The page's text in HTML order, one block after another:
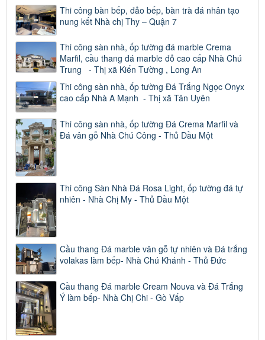
Thi công bàn bếp, đảo bếp, bàn trà đá nhân tạo
nung kết Nhà chị Thy – Quận 7
Thi công sàn nhà, ốp tường đá marble Crema
Marfil, cầu thang đá marble đỏ cao cấp Nhà Chú
Trung - Thị xã Kiến Tường , Long An
Thi công sàn nhà, ốp tường Đá Trắng Ngọc Onyx
cao cấp Nhà A Mạnh - Thị xã Tân Uyên
Thi công sàn nhà, ốp tường Đá Crema Marfil và
Đá vân gỗ Nhà Chú Công - Thủ Dầu Một
Thi công Sàn Nhà Đá Rosa Light, ốp tường đá tự
nhiên - Nhà Chị My - Thủ Dầu Một
Cầu thang Đá marble vân gỗ tự nhiên và Đá trắng
volakas làm bếp- Nhà Chú Khánh - Thủ Đức
Cầu thang Đá marble Cream Nouva và Đá Trắng
Ý làm bếp- Nhà Chị Chi - Gò Vấp